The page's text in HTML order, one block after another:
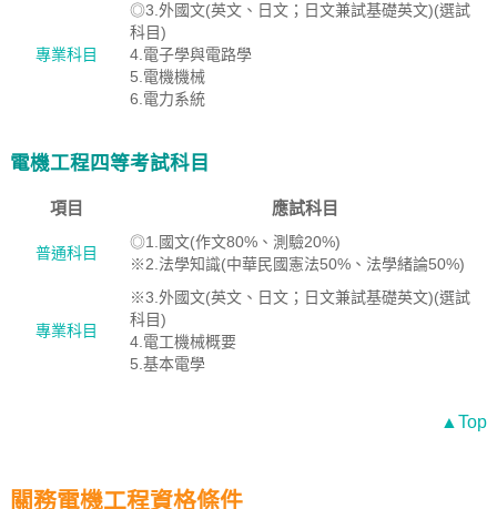
專業科目
◎3.外國文(英文、日文；日文兼試基礎英文)(選試
科目)
4.電子學與電路學
5.電機機械
6.電力系統
電機工程四等考試科目
項目 應試科目
普通科目
◎1.國文(作文80%、測驗20%)
※2.法學知識(中華民國憲法50%、法學緒論50%)
專業科目
※3.外國文(英文、日文；日文兼試基礎英文)(選試
科目)
4.電工機械概要
5.基本電學
▲Top
關務電機工程資格條件